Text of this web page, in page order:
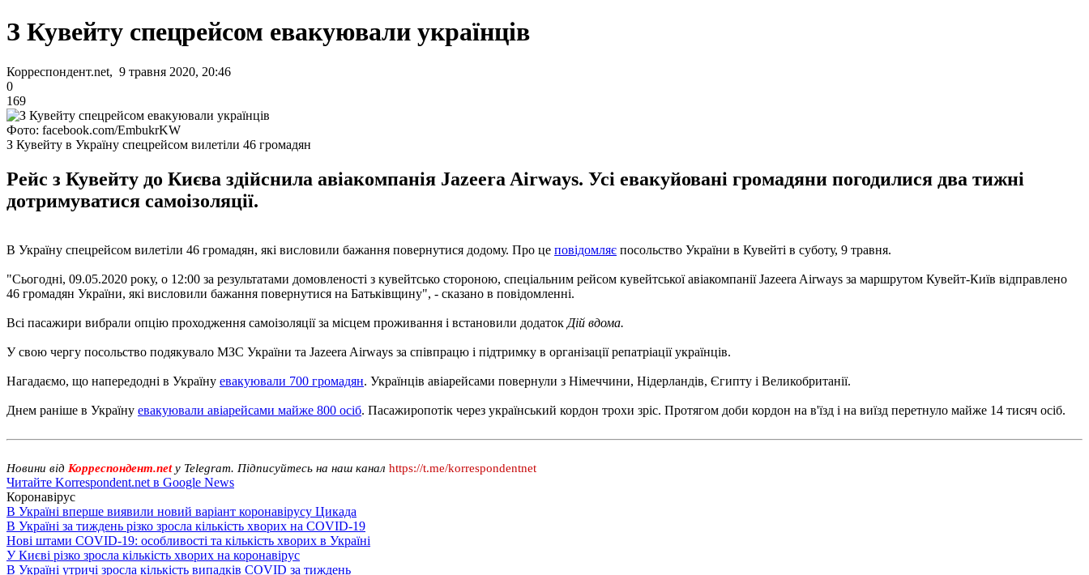
З Кувейту спецрейсом евакуювали українців
Корреспондент.net, 9 травня 2020, 20:46
0
169
Фото: facebook.com/EmbukrKW
З Кувейту в Україну спецрейсом вилетіли 46 громадян
Рейс з Кувейту до Києва здійснила авіакомпанія Jazeera Airways. Усі евакуйовані громадяни погодилися два тижні
дотримуватися самоізоляції.
В Україну спецрейсом вилетіли 46 громадян, які висловили бажання повернутися додому. Про це повідомляє посольство України в Кувейті в суботу, 9 травня.
"Сьогодні, 09.05.2020 року, о 12:00 за результатами домовленості з кувейтсько стороною, спеціальним рейсом кувейтської авіакомпанії Jazeera Airways за маршрутом Кувейт-Київ відправлено
46 громадян України, які висловили бажання повернутися на Батьківщину", - сказано в повідомленні.
Всі пасажири вибрали опцію проходження самоізоляції за місцем проживання і встановили додаток Дій вдома.
У свою чергу посольство подякувало МЗС України та Jazeera Airways за співпрацю і підтримку в організації репатріації українців.
Нагадаємо, що напередодні в Україну евакуювали 700 громадян. Українців авіарейсами повернули з Німеччини, Нідерландів, Єгипту і Великобританії.
Днем раніше в Україну евакуювали авіарейсами майже 800 осіб. Пасажиропотік через український кордон трохи зріс. Протягом доби кордон на в'їзд і на виїзд перетнуло майже 14 тисяч осіб.
Новини від Корреспондент.net у Telegram. Підписуйтесь на наш канал https://t.me/korrespondentnet
Читайте Korrespondent.net в Google News
Коронавірус
В Україні вперше виявили новий варіант коронавірусу Цикада
В Україні за тиждень різко зросла кількість хворих на COVID-19
Нові штами COVID-19: особливості та кількість хворих в Україні
У Києві різко зросла кількість хворих на коронавірус
В Україні утричі зросла кількість випадків COVID за тиждень